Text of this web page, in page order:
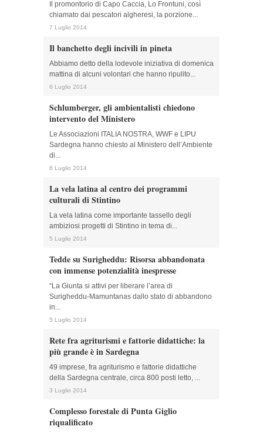
Il promontorio di Capo Caccia, Lo Frontuni, così
chiamato dai pescatori algheresi, la porzione...
7 Luglio 2014
Il banchetto degli incivili in pineta
Abbiamo detto della lodevole iniziativa di domenica
mattina di alcuni volontari che hanno ripulito...
6 Luglio 2014
Schlumberger, gli ambientalisti chiedono
intervento del Ministero
Le Associazioni ITALIA NOSTRA, WWF e LIPU
Sardegna hanno chiesto al Ministero dell’Ambiente
di...
6 Luglio 2014
La vela latina al centro dei programmi
culturali di Stintino
La vela latina come importante tassello degli
ambiziosi progetti di Stintino in tema di...
5 Luglio 2014
Tedde su Surigheddu: Risorsa abbandonata
con immense potenzialità inespresse
“La Giunta si attivi per liberare l’area di
Surigheddu-Mamuntanas dallo stato di abbandono
in...
5 Luglio 2014
Rete fra agriturismi e fattorie didattiche: la
più grande è in Sardegna
49 imprese, fra agriturismo e fattorie didattiche
della Sardegna centrale, circa 800 posti letto, ...
3 Luglio 2014
Complesso forestale di Punta Giglio
riqualificato